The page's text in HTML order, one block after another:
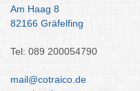
Am Haag 8
82166 Gräfelfing
Tel: 089 200054790
mail@cotraico.de